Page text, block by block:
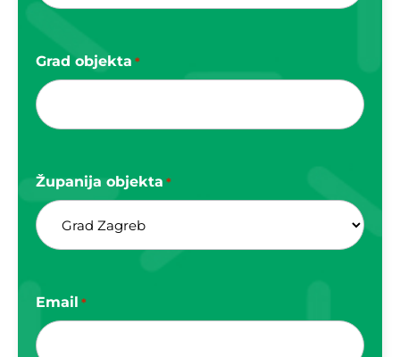
Grad objekta *
Županija objekta *
Email *